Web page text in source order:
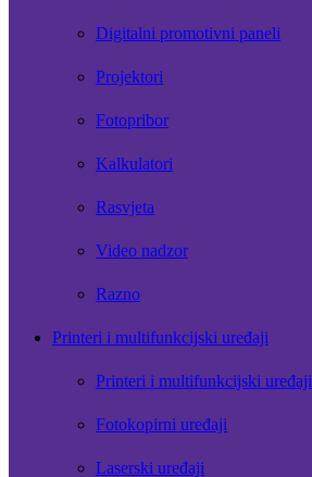
Digitalni promotivni paneli
Projektori
Fotopribor
Kalkulatori
Rasvjeta
Video nadzor
Razno
Printeri i multifunkcijski uređaji
Printeri i multifunkcijski uređaji
Fotokopirni uređaji
Laserski uređaji